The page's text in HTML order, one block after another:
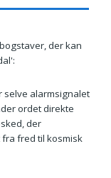
der kan
selve alarmsignalet
ordet direkte
der
fred til kosmisk